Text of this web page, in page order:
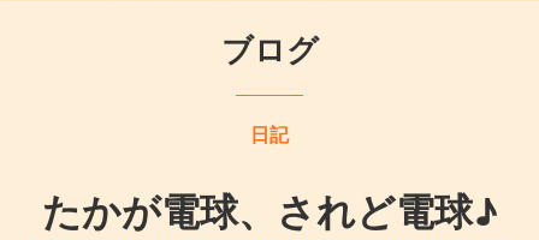
ブログ
日記
たかが電球、されど電球♪